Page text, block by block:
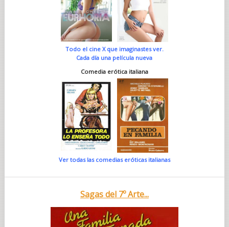
Todo el cine X que imaginastes ver.
Cada día una película nueva
Comedia erótica italiana
Ver todas las comedias eróticas italianas
Sagas del 7º Arte...